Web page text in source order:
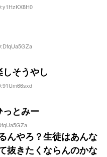
そうやし
っとみー
んやろ？生徒はあんな
抜きたくならんのかな